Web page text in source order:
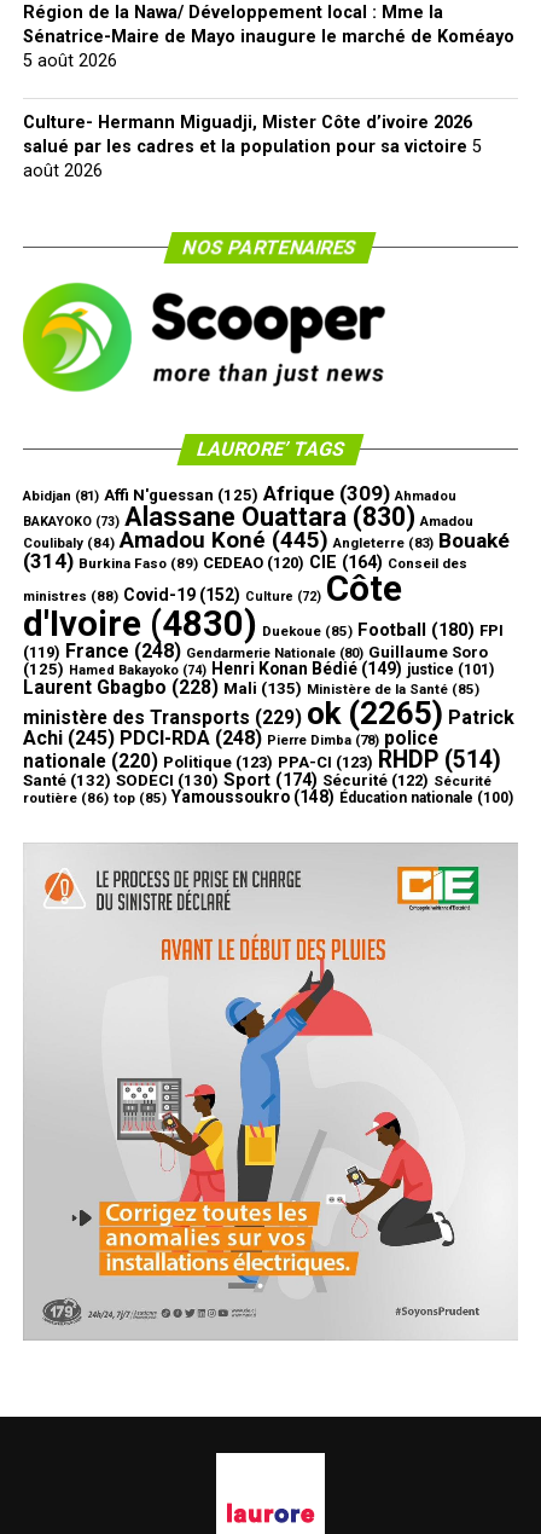
Région de la Nawa/ Développement local : Mme la
Sénatrice-Maire de Mayo inaugure le marché de Koméayo
5 août 2026
Culture- Hermann Miguadji, Mister Côte d’ivoire 2026
salué par les cadres et la population pour sa victoire 5
août 2026
NOS PARTENAIRES
LAURORE’ TAGS
Abidjan (81) Affi N'guessan (125) Afrique(309) Ahmadou
BAKAYOKO(73) Alassane Ouattara (830) Amadou
Coulibaly(84) Amadou Koné (445) Angleterre(83) Bouaké
(314) Burkina Faso(89) CEDEAO(120) CIE (164) Conseil des
ministres (88) Covid-19(152) Culture (72) Côte
d'Ivoire(4830) Duekoue(85) Football (180) FPI
(119) France (248) Gendarmerie Nationale(80) Guillaume Soro
(125) Hamed Bakayoko(74) Henri Konan Bédié(149) justice (101)
Laurent Gbagbo (228) Mali (135) Ministère de la Santé(85)
ministère des Transports (229) ok(2265) Patrick
Achi(245) PDCI-RDA(248) Pierre Dimba(78) police
nationale(220) Politique(123) PPA-CI (123) RHDP(514)
Santé(132) SODECI (130) Sport(174) Sécurité(122) Sécurité
routière(86) top(85) Yamoussoukro(148) Éducation nationale (100)